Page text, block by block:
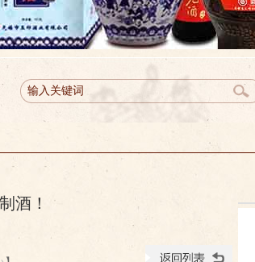
酒！